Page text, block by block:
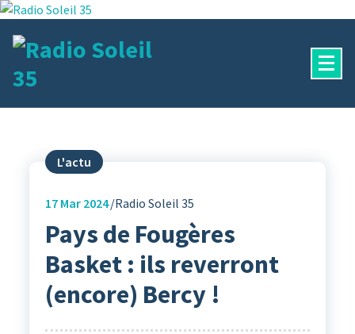
Aller
contenu
L'actu
17Mar 2024 Radio Soleil 35
Pays de Fougères
Basket : ils reverront
(encore) Bercy !